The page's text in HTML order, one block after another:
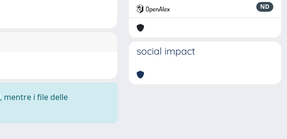
, mentre i file delle
ND
social impact